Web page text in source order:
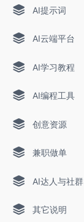
AI提示词
AI云端平台
AI学习教程
AI编程工具
创意资源
兼职做单
AI达人与社群
其它说明